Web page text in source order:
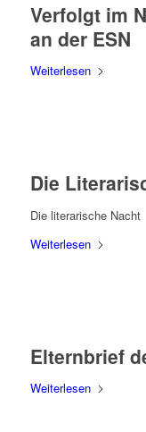
Verfolgt im
an der ESN
Weiterlesen
Die
Die literarische Nacht
Weiterlesen
Elternbrief
Weiterlesen